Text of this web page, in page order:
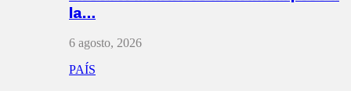
la…
6 agosto, 2026
PAÍS